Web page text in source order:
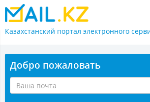
Казахстанский портал электронного
Добро пожаловать